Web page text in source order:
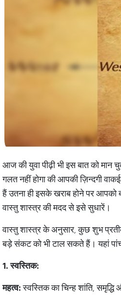
आज की युवा पीढ़ी भी इस बात को मान
गलत नहीं होगा की आपकी ज़िन्दगी
हैं उतना ही इसके खराब होने पर
वास्तु शास्त्र की मदद से इसे सुधारें।
वास्तु शास्त्र के अनुसार, कुछ शुभ
बड़े संकट को भी टाल सकते हैं। यहां
1.स्वस्तिक:
महत्व:स्वस्तिक का चिन्ह शांति,